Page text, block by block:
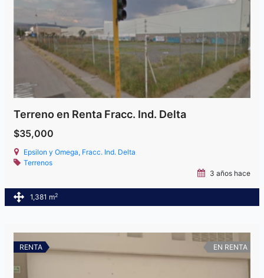
Terreno en Renta Fracc. Ind. Delta
$35,000
Epsilon y Omega, Fracc. Ind. Delta
Terrenos
3 años hace
1,381 m2
RENTA EN RENTA